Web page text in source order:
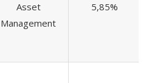
Asset
Management
5,85%